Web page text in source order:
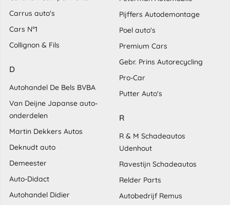
Carrus auto's
Cars N°1
Collignon & Fils
D
Autohandel De Bels BVBA
Van Deijne Japanse auto-
onderdelen
Martin Dekkers Autos
Deknudt auto
Demeester
Auto-Didact
Autohandel Didier
Pijffers Autodemontage
Poel auto's
Premium Cars
Gebr. Prins Autorecycling
Pro-Car
Putter Auto's
R
R & M Schadeautos
Udenhout
Ravestijn Schadeautos
Relder Parts
Autobedrijf Remus